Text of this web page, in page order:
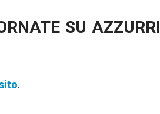
SU AZZURRI
.